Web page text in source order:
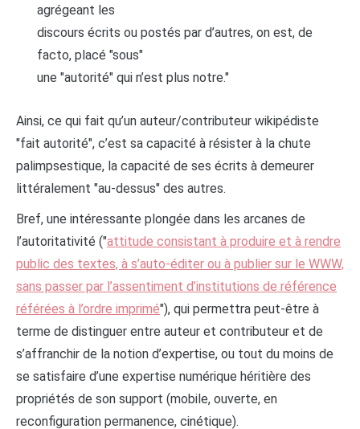
agrégeant les
discours écrits ou postés par d’autres, on est, de
facto, placé "sous"
une "autorité" qui n’est plus notre."
Ainsi, ce qui fait qu’un auteur/contributeur wikipédiste
"fait autorité", c’est sa capacité à résister à la chute
palimpsestique, la capacité de ses écrits à demeurer
littéralement "au-dessus" des autres.
Bref, une intéressante plongée dans les arcanes de
l’autoritativité ("attitude consistant à produire et à rendre
public des textes, à s’auto-éditer ou à publier sur le WWW,
sans passer par l’assentiment d’institutions de référence
référées à l’ordre imprimé"), qui permettra peut-être à
terme de distinguer entre auteur et contributeur et de
s’affranchir de la notion d’expertise, ou tout du moins de
se satisfaire d’une expertise numérique héritière des
propriétés de son support (mobile, ouverte, en
reconfiguration permanence, cinétique).